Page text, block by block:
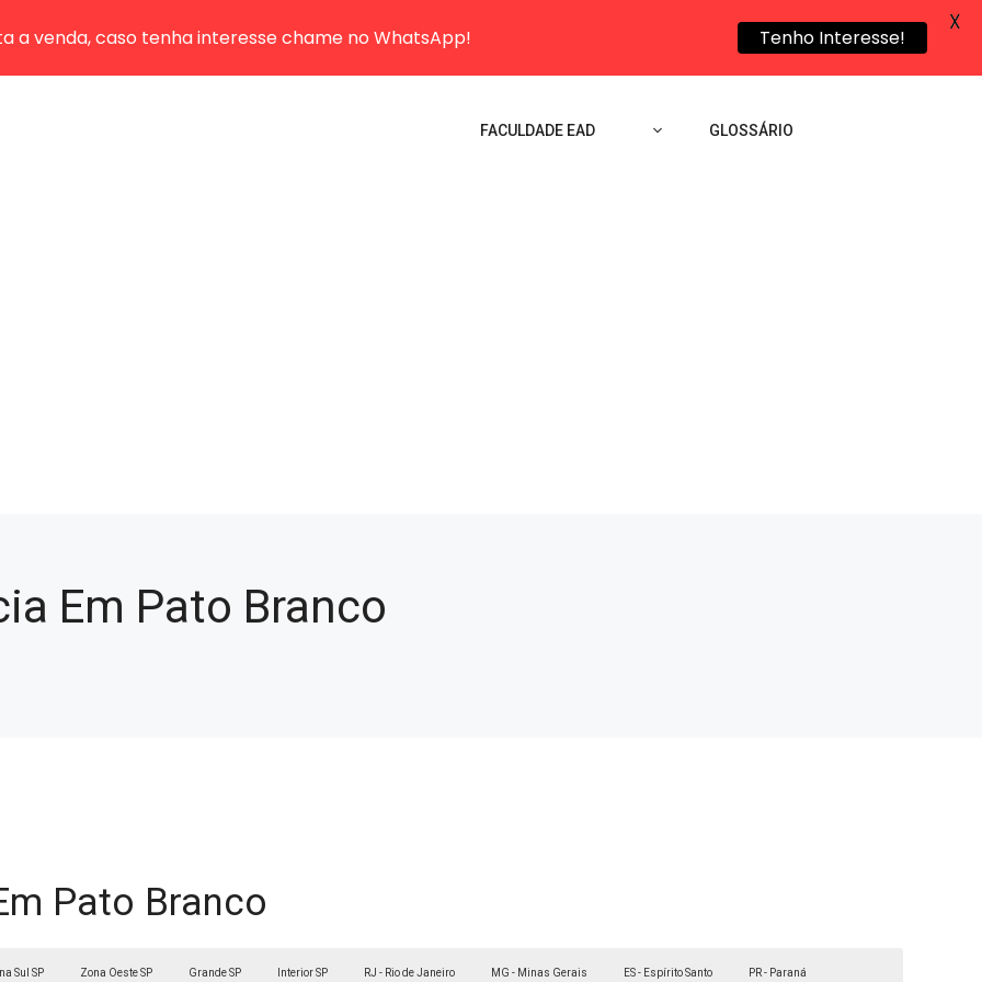
FACULDADE EAD GLOSSÁRIO
Em Pato Branco
Pato Branco
Sul SP Zona Oeste SP Grande SP Interior SP RJ - Rio de Janeiro MG - Minas Gerais ES - Espírito Santo PR - Paraná
a venda, caso tenha interesse chame no WhatsApp! Tenho Interesse!
X